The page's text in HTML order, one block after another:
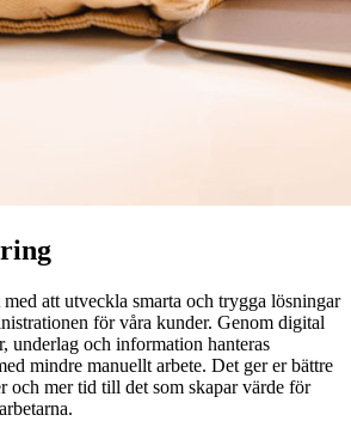
att utveckla smarta och trygga lösningar
för våra kunder. Genom digital
underlag och information hanteras
mindre manuellt arbete. Det ger er bättre
och mer tid till det som skapar värde för